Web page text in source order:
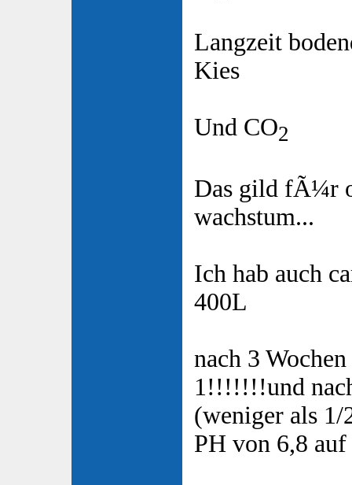
Langzeit
Kies
Und CO2
Das gild fÃ¼r
wachstum...
Ich hab auch
400L
nach 3
1!!!!!!!und
(weniger als
PH von 6,8